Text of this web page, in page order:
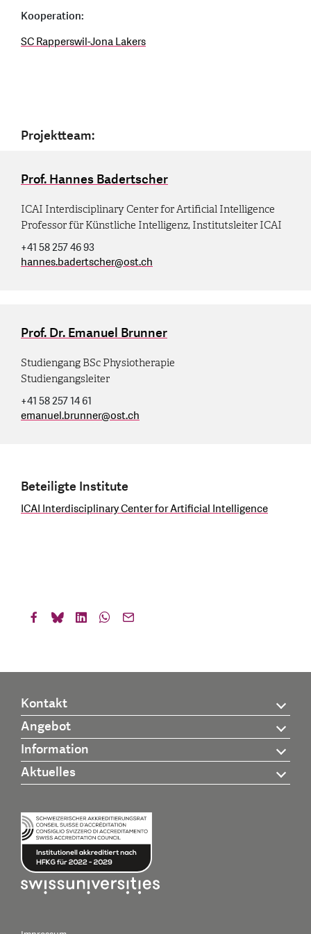
Kooperation:
SC Rapperswil-Jona Lakers
Projektteam:
Prof. Hannes Badertscher
ICAI Interdisciplinary Center for Artificial Intelligence
Professor für Künstliche Intelligenz, Institutsleiter ICAI
+41 58 257 46 93
hannes.badertscher@ost.ch
Prof. Dr. Emanuel Brunner
Studiengang BSc Physiotherapie
Studiengangsleiter
+41 58 257 14 61
emanuel.brunner@ost.ch
Beteiligte Institute
ICAI Interdisciplinary Center for Artificial Intelligence
Kontakt
Angebot
Information
Aktuelles